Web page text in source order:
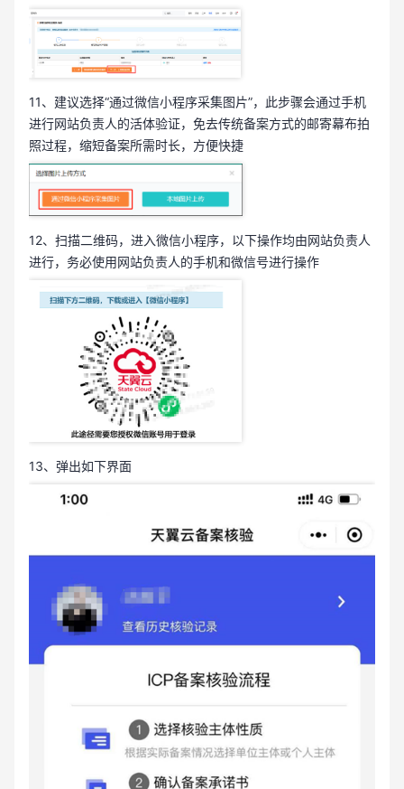
11、建议选择“通过微信小程序采集图片”，此步骤会通过手机
进行网站负责人的活体验证，免去传统备案方式的邮寄幕布拍
照过程，缩短备案所需时长，方便快捷
12、扫描二维码，进入微信小程序，以下操作均由网站负责人
进行，务必使用网站负责人的手机和微信号进行操作
13、弹出如下界面